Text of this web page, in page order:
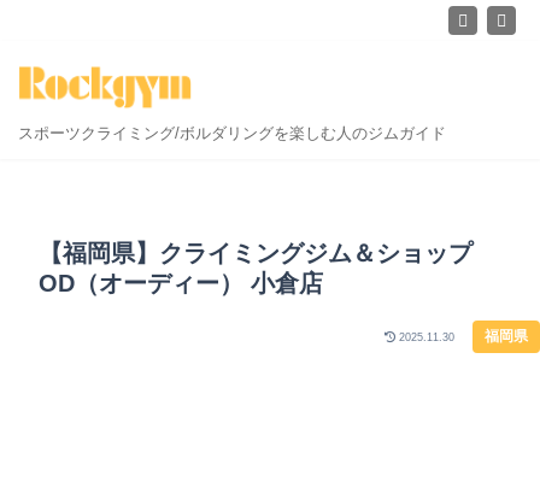
スポーツクライミング/ボルダリングを楽しむ人のジムガイド
【福岡県】クライミングジム＆ショップ
OD（オーディー） 小倉店
2025.11.30 福岡県